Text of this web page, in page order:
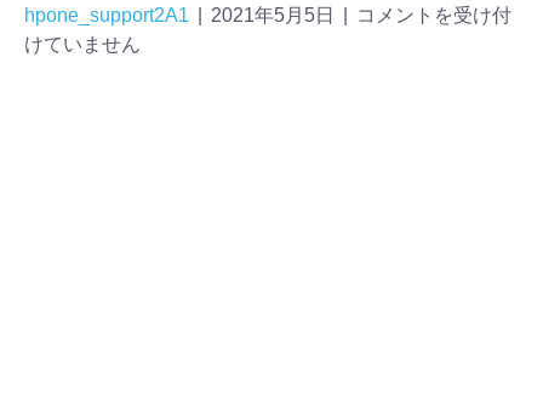
hpone_support2A1 2021年5月5日
コメントを受け付
けていません